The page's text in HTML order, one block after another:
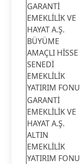
GARANTİ
EMEKLİLİK VE
HAYAT A.Ş.
BÜYÜME
AMAÇLI HİSSE
SENEDİ
EMEKLİLİK
YATIRIM FONU
GARANTİ
EMEKLİLİK VE
HAYAT A.Ş.
ALTIN
EMEKLİLİK
YATIRIM FONU